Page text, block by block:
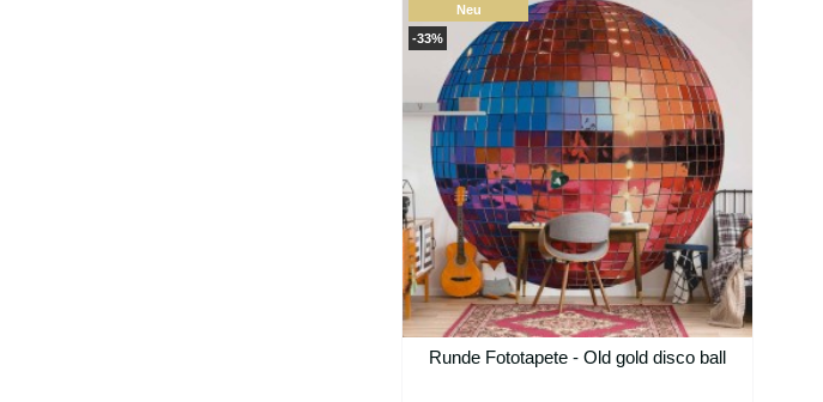
Runde Fototapete - Old gold disco ball
-33%
Neu